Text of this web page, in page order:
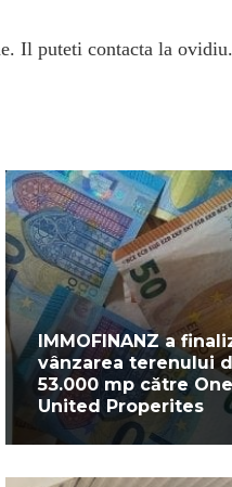
Il puteti contacta la
IMMOFINANZ a
vânzarea terenului
53.000 mp către One
United Properites